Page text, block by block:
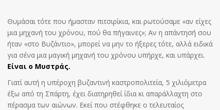
Θυμάσαι τότε που ήμασταν πιτσιρίκια, και ρωτούσαμε «αν είχες
μια μηχανή του χρόνου, πού θα πήγαινες»; Αν η απάντησή σου
ήταν «στο Βυζάντιο», μπορεί να μην το ήξερες τότε, αλλά ειδικά
για σένα μια μαγική μηχανή του χρόνου υπήρχε, και υπάρχει.
Είναι ο Μυστράς.
Γιατί αυτή η υπέροχη βυζαντινή καστροπολιτεία, 5 χιλιόμετρα
έξω από τη Σπάρτη, έχει διατηρηθεί ίδια κι απαράλλαχτη στο
πέρασμα των αιώνων. Εκεί που στέφθηκε ο τελευταίος